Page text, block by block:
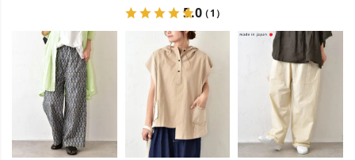
5.0（1）